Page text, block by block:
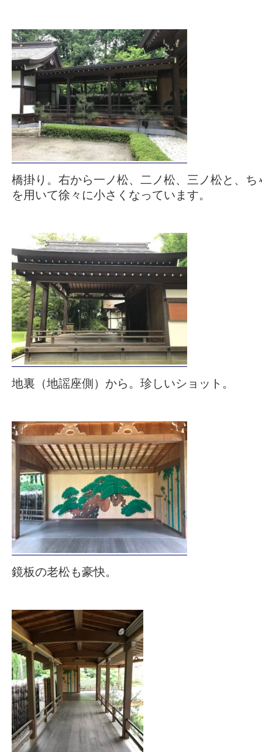
橋掛り。右から一ノ松、二ノ松、三ノ松と、ち
を用いて徐々に小さくなっています。
地裏（地謡座側）から。珍しいショット。
鏡板の老松も豪快。